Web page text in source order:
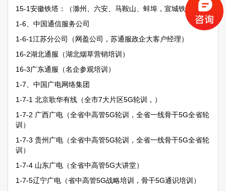
15-1安徽铁塔：（滁州、六安、马鞍山、蚌埠，宣城铁塔等）
1-6、中国通信服务公司
1-6-1江苏分公司（网盈公司，苏通服政企大客户经理）
16-2湖北通服（湖北烟草营销培训）
16-3广东通服（名企参观培训）
1-7、中国广电网络集团
1-7-1 北京歌华有线（全市7大片区5G轮训，）
1-7-2 广西广电（全省中高管5G轮训，全省一线骨干5G全省轮
训）
1-7-3 贵州广电（全省中高管5G轮训，全省一线骨干5G全省轮
训）
1-7-4 山东广电（全省中高管5G大讲堂）
1-7-5辽宁广电（省中高管5G战略培训，骨干5G通识培训）